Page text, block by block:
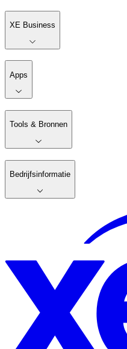
XE Business
Apps
Tools & Bronnen
Bedrijfsinformatie